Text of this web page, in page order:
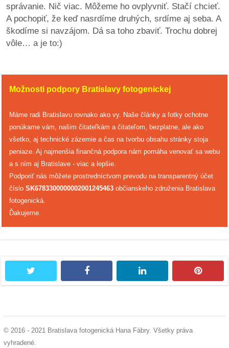
správanie. Nič viac. Môžeme ho ovplyvniť. Stačí chcieť.
A pochopiť, že keď nasrdíme druhých, srdíme aj seba. A
škodíme si navzájom. Dá sa toho zbaviť. Trochu dobrej
vôle… a je to:)
Možnosti podpory Bratislavy fotogenickej
Máme radi Bratislavu rovnako ako vy. Naše články a fotky ochotne
ponúkame vám, našim čitateľkám a čitateľom, bezplatne, ale ako
všetko, aj technické zázemie a čas na tvorbu obsahu stránky stoja
peniaze. Aj najmenšia finančná podpora nám pomáha venovať sa webu
a s ním aj Bratislave - viac a lepšie.
Podporiť nás môžete prostredníctvom prevodu na transparentný účet
číslo SK6783300000002001245463 občianskeho združenia Bratislava
fotogenická.
Ďakujeme.
facebook linkedin
© 2016 - 2021 Bratislava fotogenická Hana Fábry. Všetky práva
vyhradené.